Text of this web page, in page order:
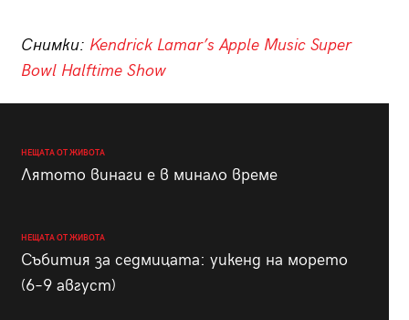
Снимки: Kendrick Lamar’s Apple Music Super
Bowl Halftime Show
НЕЩАТА ОТ ЖИВОТА
Лятото винаги е в минало време
НЕЩАТА ОТ ЖИВОТА
Събития за седмицата: уикенд на морето
(6–9 август)